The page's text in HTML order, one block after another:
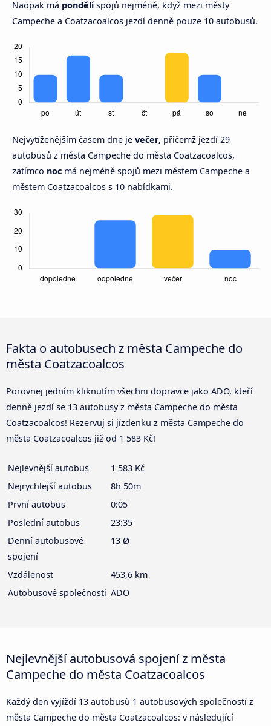
Naopak má pondělíspojů nejméně, když mezi městy
Campeche a Coatzacoalcos jezdí denně pouze 10 autobusů.
Nejvytíženějším časem dne je večer, přičemž jezdí 29
autobusů z města Campeche do města Coatzacoalcos,
zatímco noc má nejméně spojů mezi městem Campeche a
městem Coatzacoalcos s 10 nabídkami.
Fakta o autobusech z města Campeche do
města Coatzacoalcos
Porovnej jedním kliknutím všechni dopravce jako ADO, kteří
denně jezdí se 13 autobusy z města Campeche do města
Coatzacoalcos! Rezervuj si jízdenku z města Campeche do
města Coatzacoalcos již od 1 583 Kč!
Nejlevnější autobus
1 583 Kč
Nejrychlejší autobus
8h 50m
První autobus
0:05
Poslední autobus
23:35
Denní autobusové
spojení
13 Ø
Vzdálenost
453,6 km
Autobusové společnosti ADO
Nejlevnější autobusová spojení z města
Campeche do města Coatzacoalcos
Každý den vyjíždí 13 autobusů 1 autobusových společností z
města Campeche do města Coatzacoalcos: v následující